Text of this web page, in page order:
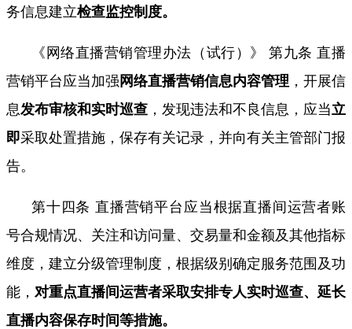
务信息建立检查监控制度。
《网络直播营销管理办法（试行）》 第九条 直播
营销平台应当加强 网络直播营销信息内容管理 ，开展信
息发布审核和实时巡查 ，发现违法和不良信息，应当立
即采取处置措施，保存有关记录，并向有关主管部门报
告。
第十四条 直播营销平台应当根据直播间运营者账
号合规情况、关注和访问量、交易量和金额及其他指标
维度，建立分级管理制度，根据级别确定服务范围及功
能， 对重点直播间运营者采取安排专人实时巡查、延长
直播内容保存时间等措施。